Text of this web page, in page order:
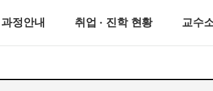
과정안내 취업 · 진학 현황 교수